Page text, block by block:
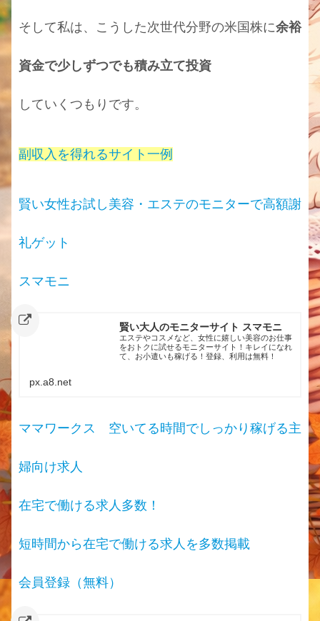
そして私は、こうした次世代分野の米国株に余裕
資金で少しずつでも積み立て投資
していくつもりです。
副収入を得れるサイト一例
賢い女性お試し美容・エステのモニターで高額謝
礼ゲット
スマモニ
賢い大人のモニターサイト スマモニ
エステやコスメなど、女性に嬉しい美容のお仕事
をおトクに試せるモニターサイト！キレイになれ
て、お小遣いも稼げる！登録、利用は無料！
px.a8.net
ママワークス 空いてる時間でしっかり稼げる主
婦向け求人
在宅で働ける求人多数！
短時間から在宅で働ける求人を多数掲載
会員登録（無料）